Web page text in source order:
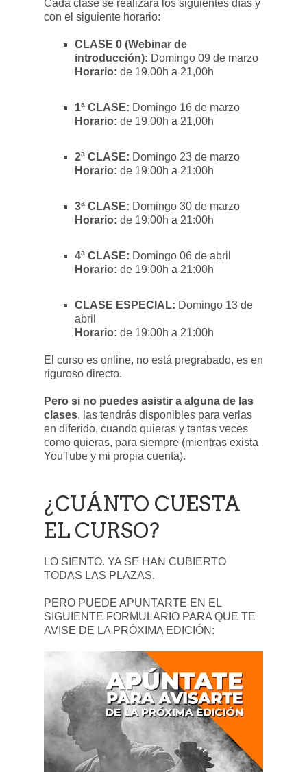
Cada clase se realizará los siguientes días y
con el siguiente horario:
CLASE 0 (Webinar de
introducción): Domingo 09 de marzo
Horario: de 19,00h a 21,00h
1ª CLASE: Domingo 16 de marzo
Horario: de 19,00h a 21,00h
2ª CLASE: Domingo 23 de marzo
Horario: de 19:00h a 21:00h
3ª CLASE: Domingo 30 de marzo
Horario: de 19:00h a 21:00h
4ª CLASE: Domingo 06 de abril
Horario: de 19:00h a 21:00h
CLASE ESPECIAL: Domingo 13 de
abril
Horario: de 19:00h a 21:00h
El curso es online, no está pregrabado, es en
riguroso directo.
Pero si no puedes asistir a alguna de las
clases, las tendrás disponibles para verlas
en diferido, cuando quieras y tantas veces
como quieras, para siempre (mientras exista
YouTube y mi propia cuenta).
¿CUÁNTO CUESTA
EL CURSO?
LO SIENTO. YA SE HAN CUBIERTO
TODAS LAS PLAZAS.
PERO PUEDE APUNTARTE EN EL
SIGUIENTE FORMULARIO PARA QUE TE
AVISE DE LA PRÓXIMA EDICIÓN: